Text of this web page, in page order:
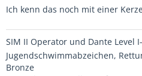
Ich kenn das noch mit einer
SIM II Operator und Dante Level
Jugendschwimmabzeichen,
Bronze